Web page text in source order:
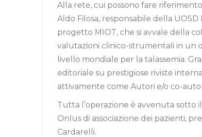
Alla rete, cui possono fare
Aldo Filosa, responsabile della
progetto MIOT, che si avvale della
valutazioni clinico-strumentali in un
livello mondiale per la talassemia.
editoriale su prestigiose riviste
attivamente come Autori e/o co-
Tutta l’operazione è avvenuta sotto
Onlus di associazione dei pazienti,
Cardarelli.